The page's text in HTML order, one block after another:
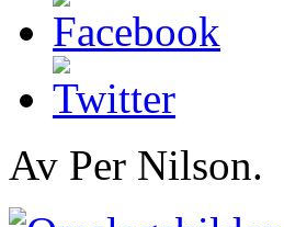
Av Per Nilson.